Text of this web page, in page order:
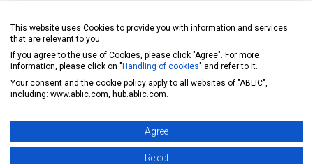
問題ございません。
このような使い方をされるお客様は多数いらっしゃいま
製品に関するお問い合わせフォーム
FAQ一覧へ
This website uses Cookies to provide you with information and services
that are relevant to you.
If you agree to the use of Cookies, please click "Agree". For more
information, please click on " Handling of cookies" and refer to it.
Your consent and the cookie policy apply to all websites of "ABLIC",
including: www.ablic.com, hub.ablic.com.
Agree
Reject